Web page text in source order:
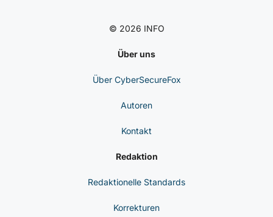
© 2026 INFO
Über uns
Über CyberSecureFox
Autoren
Kontakt
Redaktion
Redaktionelle Standards
Korrekturen